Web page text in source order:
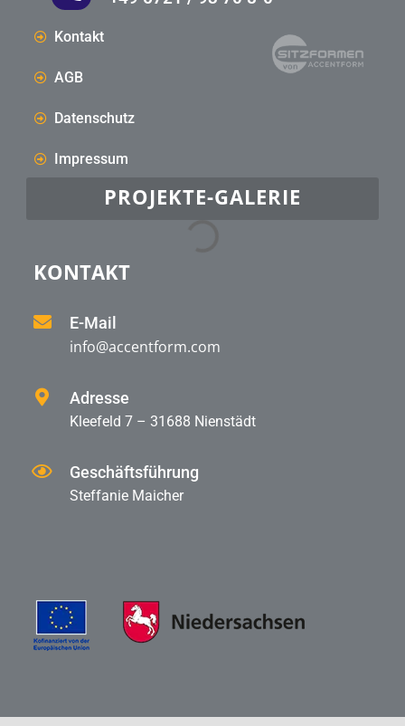
Kontakt
AGB
Datenschutz
Impressum
PROJEKTE-GALERIE
KONTAKT